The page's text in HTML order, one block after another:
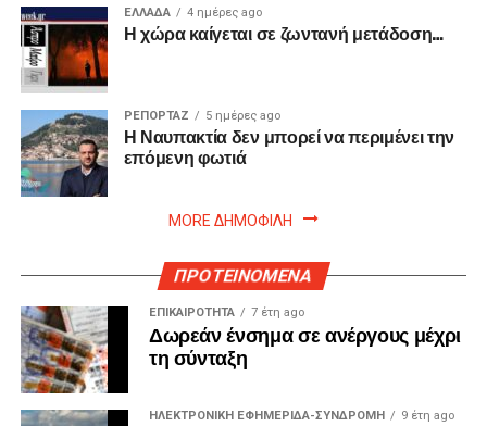
ΕΛΛΑΔΑ 4 ημέρες ago
Η χώρα καίγεται σε ζωντανή μετάδοση…
ΡΕΠΟΡΤΑΖ 5 ημέρες ago
Η Ναυπακτία δεν μπορεί να περιμένει την
επόμενη φωτιά
MORE ΔΗΜΟΦΙΛΗ
ΠΡΟΤΕΙΝΟΜΕΝΑ
ΕΠΙΚΑΙΡΟΤΗΤΑ 7 έτη ago
Δωρεάν ένσημα σε ανέργους μέχρι
τη σύνταξη
ΗΛΕΚΤΡΟΝΙΚΗ ΕΦΗΜΕΡΙΔΑ-ΣΥΝΔΡΟΜΗ 9 έτη ago